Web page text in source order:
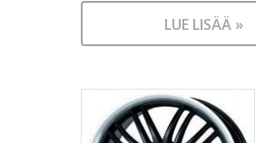
LUE LISÄÄ »